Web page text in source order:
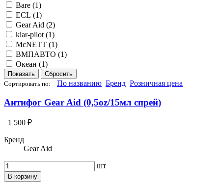
Bare (1)
ECL (1)
Gear Aid (2)
klar-pilot (1)
McNETT (1)
ВМПАВТО (1)
Океан (1)
Сортировать по: По названию Бренд Розничная цена
Антифог Gear Aid (0,5oz/15мл спрей)
1 500 ₽
Бренд
Gear Aid
шт
В корзину